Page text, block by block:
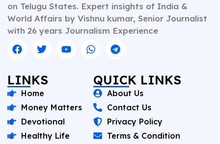
on Telugu States. Expert insights of India &
World Affairs by Vishnu kumar, Senior Journalist
with 26 years Journalism Experience
LINKS
Home
Money Matters
Devotional
Healthy Life
QUICK LINKS
About Us
Contact Us
Privacy Policy
Terms & Condition